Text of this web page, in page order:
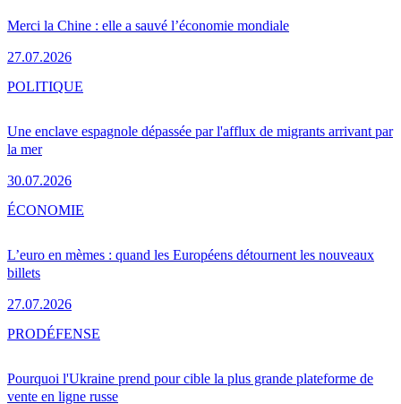
Merci la Chine : elle a sauvé l’économie mondiale
27.07.2026
Une enclave espagnole dépassée par l'afflux de migrants arrivant par
la mer
30.07.2026
POLITIQUE
L’euro en mèmes : quand les Européens détournent les nouveaux
billets
27.07.2026
ÉCONOMIE
Pourquoi l'Ukraine prend pour cible la plus grande plateforme de
vente en ligne russe
PRODÉFENSE